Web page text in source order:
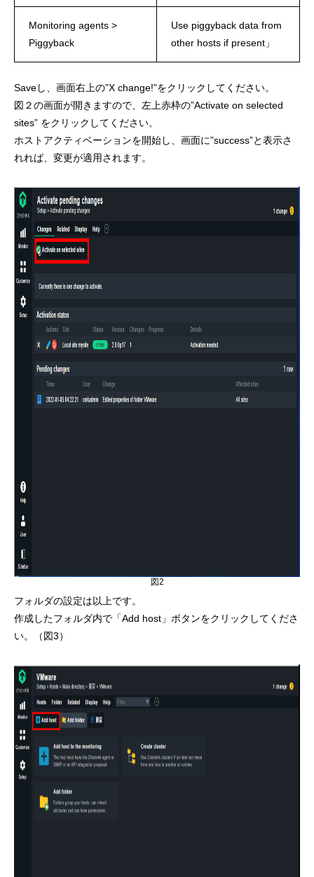
Monitoring agents >
Piggyback
Use piggyback data from
other hosts if present」
Saveし、画面右上の”X change!”をクリックしてください。
図２の画面が開きますので、左上赤枠の”Activate on selected
sites” をクリックしてください。
ホストアクティベーションを開始し、画面に”success”と表示さ
れれば、変更が適用されます。
図2
フォルダの設定は以上です。
作成したフォルダ内で「Add host」ボタンをクリックしてくださ
い。（図3）